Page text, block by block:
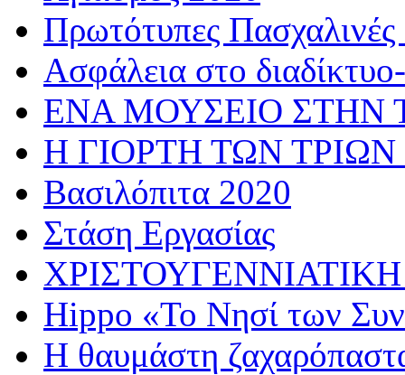
Πρωτότυπες Πασχαλινές
Ασφάλεια στο
ΕΝΑ ΜΟΥΣΕΙΟ ΣΤΗΝ
Η ΓΙΟΡΤΗ ΤΩΝ
Βασιλόπιτα 2020
Στάση Εργασίας
Hippo «Το Νησί των
Η θαυμάστη